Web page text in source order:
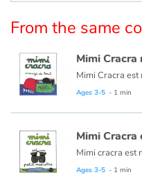
Learning
Arts, space, activities
Documentaries
With the family
Daily life and hobbies
From the same
Mimi
Ages 3-5 - 1 min
Mimi
Ages 3-5 - 1 min